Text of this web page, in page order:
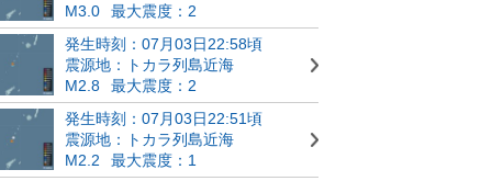
M3.0
最大震度：2
発生時刻：07月03日22:58頃
震源地：トカラ列島近海
M2.8
最大震度：2
発生時刻：07月03日22:51頃
震源地：トカラ列島近海
M2.2
最大震度：1